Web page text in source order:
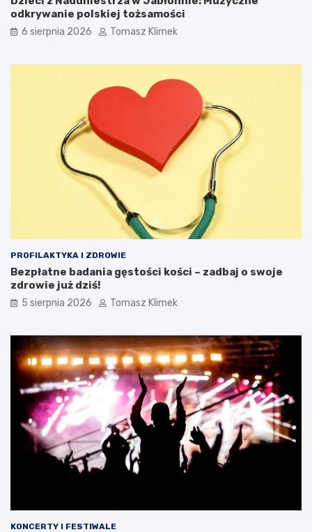
odkrywanie polskiej tożsamości
6 sierpnia 2026 Tomasz Klimek
PROFILAKTYKA I ZDROWIE
Bezpłatne badania gęstości kości – zadbaj o swoje
zdrowie już dziś!
5 sierpnia 2026 Tomasz Klimek
KONCERTY I FESTIWALE